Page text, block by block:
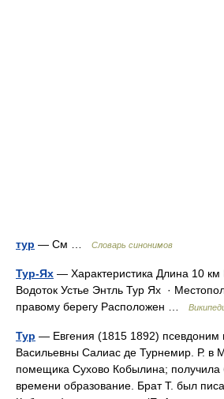
тур — См … Словарь синонимов
Тур-Ях — Характеристика Длина 10
Водоток Устье Энтль Тур Ях ·
правому берегу Расположен …
Тур — Евгения (1815 1892) псевдоним
Васильевны Салиас де Турнемир. Р. в
помещика Сухово Кобылина; получила
времени образование. Брат Т. был